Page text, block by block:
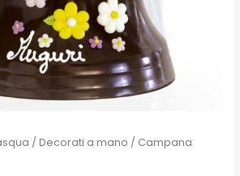
/Decorati a mano / Campana